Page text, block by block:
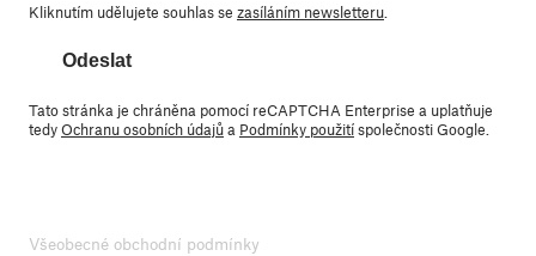
Kliknutím udělujete souhlas se zasíláním newsletteru
Odeslat
Tato stránka je chráněna pomocí reCAPTCHA Enterprise a uplatňuje
tedyOchranu osobních údajůa Podmínky použitíspolečnosti Google.
Všeobecné obchodní podmínky